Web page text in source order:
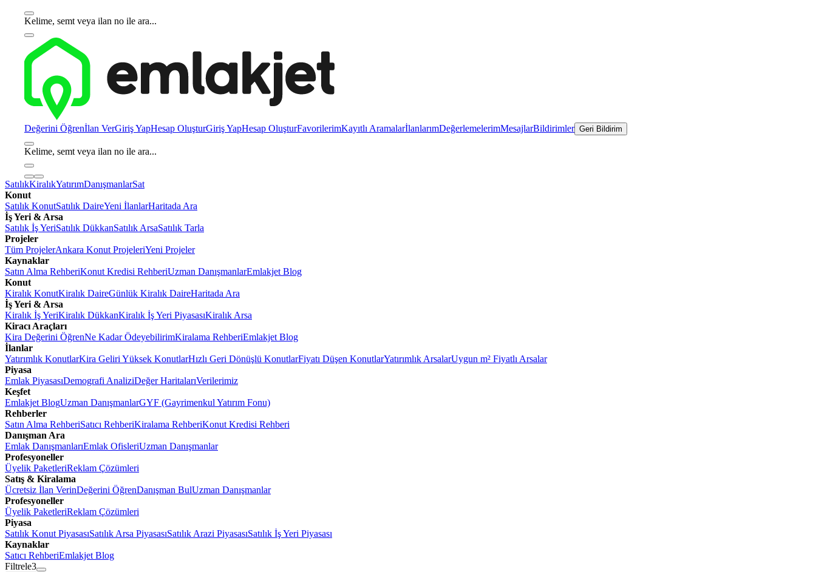
Kelime, semt veya ilan no ile ara...
Değerini Öğrenİlan VerGiriş YapHesap OluşturGiriş YapHesap OluşturFavorilerimKayıtlı AramalarİlanlarımDeğerlemelerimMesajlarBildirimler Geri Bildirim
Kelime, semt veya ilan no ile ara...
SatılıkKiralıkYatırımDanışmanlarSat
Konut
Satılık KonutSatılık DaireYeni İlanlarHaritada Ara
İş Yeri & Arsa
Satılık İş YeriSatılık DükkanSatılık ArsaSatılık Tarla
Projeler
Tüm ProjelerAnkara Konut ProjeleriYeni Projeler
Kaynaklar
Satın Alma RehberiKonut Kredisi RehberiUzman DanışmanlarEmlakjet Blog
Konut
Kiralık KonutKiralık DaireGünlük Kiralık DaireHaritada Ara
İş Yeri & Arsa
Kiralık İş YeriKiralık DükkanKiralık İş Yeri PiyasasıKiralık Arsa
Kiracı Araçları
Kira Değerini ÖğrenNe Kadar ÖdeyebilirimKiralama RehberiEmlakjet Blog
İlanlar
Yatırımlık KonutlarKira Geliri Yüksek KonutlarHızlı Geri Dönüşlü KonutlarFiyatı Düşen KonutlarYatırımlık ArsalarUygun m² Fiyatlı Arsalar
Piyasa
Emlak PiyasasıDemografi AnaliziDeğer HaritalarıVerilerimiz
Keşfet
Emlakjet BlogUzman DanışmanlarGYF (Gayrimenkul Yatırım Fonu)
Rehberler
Satın Alma RehberiSatıcı RehberiKiralama RehberiKonut Kredisi Rehberi
Danışman Ara
Emlak DanışmanlarıEmlak OfisleriUzman Danışmanlar
Profesyoneller
Üyelik PaketleriReklam Çözümleri
Satış & Kiralama
Ücretsiz İlan VerinDeğerini ÖğrenDanışman BulUzman Danışmanlar
Profesyoneller
Üyelik PaketleriReklam Çözümleri
Piyasa
Satılık Konut PiyasasıSatılık Arsa PiyasasıSatılık Arazi PiyasasıSatılık İş Yeri Piyasası
Kaynaklar
Satıcı RehberiEmlakjet Blog
Filtrele3